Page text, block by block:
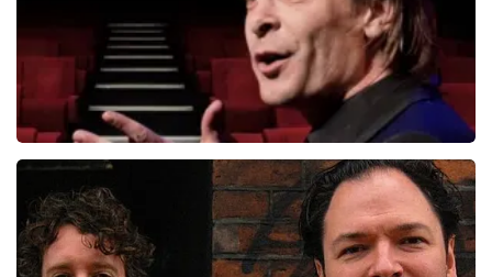
Hans Teeuwen
reviews
BEKIJKEN